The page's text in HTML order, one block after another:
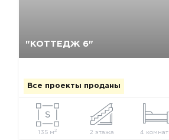
"КОТТЕДЖ 6"
Все проекты проданы
135 м 2 2 этажа 4